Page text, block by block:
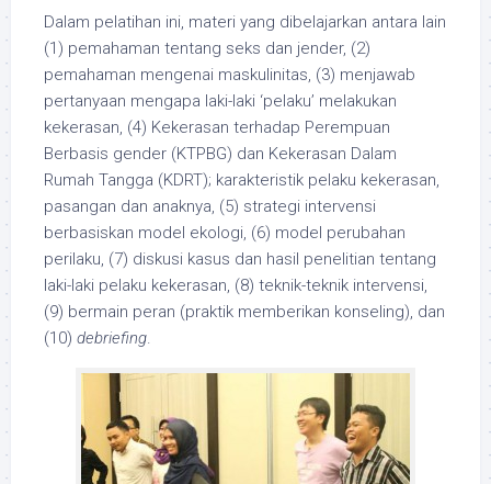
Dalam pelatihan ini, materi yang dibelajarkan antara lain
(1) pemahaman tentang seks dan jender, (2)
pemahaman mengenai maskulinitas, (3) menjawab
pertanyaan mengapa laki-laki ‘pelaku’ melakukan
kekerasan, (4) Kekerasan terhadap Perempuan
Berbasis gender (KTPBG) dan Kekerasan Dalam
Rumah Tangga (KDRT); karakteristik pelaku kekerasan,
pasangan dan anaknya, (5) strategi intervensi
berbasiskan model ekologi, (6) model perubahan
perilaku, (7) diskusi kasus dan hasil penelitian tentang
laki-laki pelaku kekerasan, (8) teknik-teknik intervensi,
(9) bermain peran (praktik memberikan konseling), dan
(10) debriefing.